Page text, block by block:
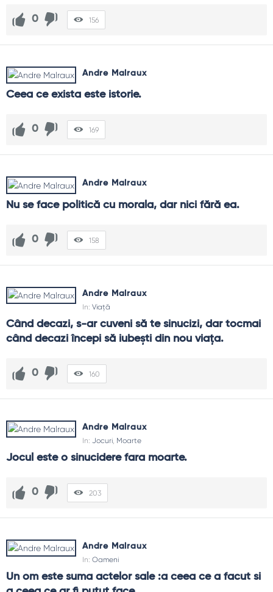
0 156
Andre Malraux
Ceea ce exista este istorie.
0 169
Andre Malraux
Nu se face politică cu morala, dar nici fără ea.
0 158
Andre Malraux
In: Viață
Când decazi, s-ar cuveni să te sinucizi, dar tocmai
când decazi începi să iubeşti din nou viaţa.
0 160
Andre Malraux
In: Jocuri Moarte
Jocul este o sinucidere fara moarte.
0 203
Andre Malraux
In: Oameni
Un om este suma actelor sale :a ceea ce a facut si